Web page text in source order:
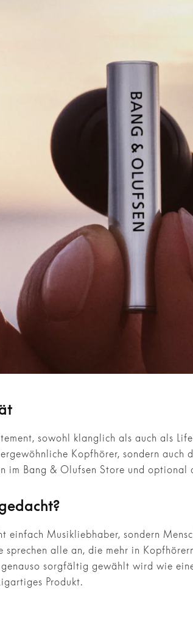
sowohl klanglich als auch als
Kopfhörer, sondern auch
im Bang & Olufsen Store und optional
einfach Musikliebhaber, sondern
sprechen alle an, die mehr in
sorgfältig gewählt wird wie
Produkt.